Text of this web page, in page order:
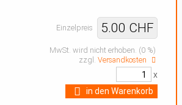
Einzelpreis 5.00 CHF
MwSt. wird nicht erhoben. (0 %)
zzgl.Versandkosten
x
in den Warenkorb